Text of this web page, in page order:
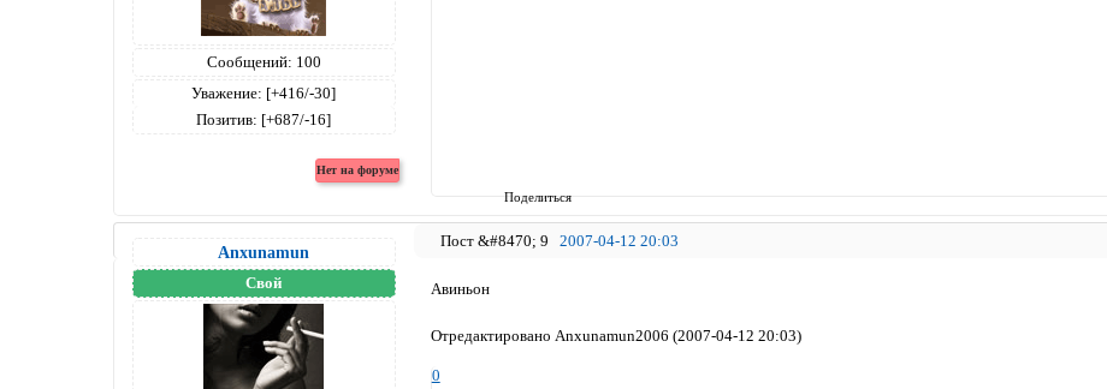
Поделиться
Сообщений: 100
Уважение: [+416/-30]
Позитив: [+687/-16]
9 2007-04-12 20:03
Anxunamun
Свой Авиньон
Отредактировано Anxunamun2006 (2007-04-12 20:03)
0